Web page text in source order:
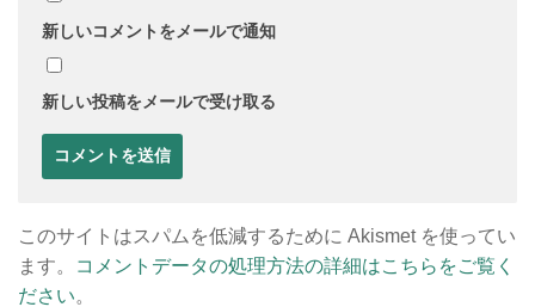
新しいコメントをメールで通知
新しい投稿をメールで受け取る
このサイトはスパムを低減するために Akismet を使ってい
ます。
コメントデータの処理方法の詳細はこちらをご覧く
ださい。